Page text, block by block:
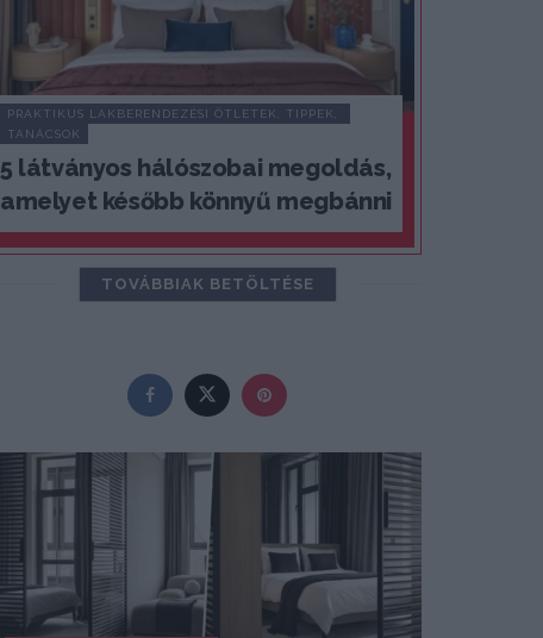
PRAKTIKUS LAKBERENDEZÉSI ÖTLETEK, TIPPEK,
TANÁCSOK
5 látványos hálószobai megoldás,
amelyet később könnyű megbánni
TOVÁBBIAK BETÖLTÉSE